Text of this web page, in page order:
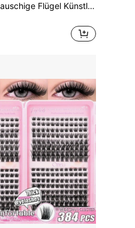
7 Paar 3D Flauschige Flügel Künstliche Wimpern, Natürliches Aussehen Wiederverwendbare Wasserfeste Wimpernstreifen, Katzenaugen-Stil geeignet für den täglichen und festlichen Gebrauch, verlängernde Wimpern